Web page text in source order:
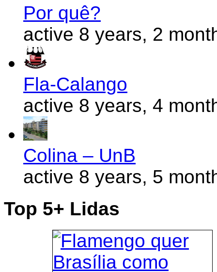
Por quê?
active 8 years, 2
Fla-Calango
active 8 years, 4
Colina – UnB
active 8 years, 5
Top 5+ Lidas